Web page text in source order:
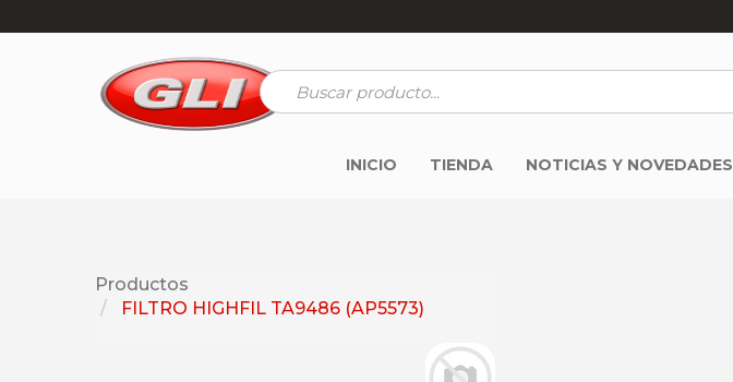
INICIO TIENDA NOTICIAS Y NOVEDADES
Productos
FILTRO HIGHFIL TA9486 (AP5573)